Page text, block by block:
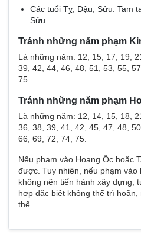
Các tuổi Tỵ, Dậu, Sửu: Tam
Sửu.
Tránh những năm phạm
Là những năm: 12, 15, 17, 19,
39, 42, 44, 46, 48, 51, 53, 55,
75.
Tránh những năm phạm
Là những năm: 12, 14, 15, 18,
36, 38, 39, 41, 42, 45, 47, 48,
66, 69, 72, 74, 75.
Nếu phạm vào Hoang Ốc hoặc
được. Tuy nhiên, nếu phạm
không nên tiến hành xây dựng,
hợp đặc biệt không thể trì
thế.